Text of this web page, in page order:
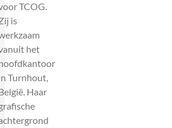
TCOG.
is
het
Turnhout,
Haar